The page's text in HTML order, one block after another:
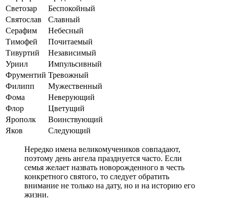
Светозар
Беспокойный
Святослав
Славный
Серафим
Небесный
Тимофей
Почитаемый
Тивуртий
Независимый
Уриил
Импульсивный
Фрументий Тревожный
Филипп
Мужественный
Фома
Неверующий
Флор
Цветущий
Ярополк
Воинствующий
Яков
Следующий
Нередко имена великомучеников совпадают,
поэтому день ангела празднуется часто. Если
семья желает назвать новорожденного в честь
конкретного святого, то следует обратить
внимание не только на дату, но и на историю его
жизни.